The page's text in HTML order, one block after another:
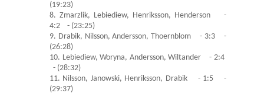
(19:23)
8. Zmarzlik, Lebiediew, Henriksson, Henderson -
4:2 - (23:25)
9. Drabik, Nilsson, Andersson, Thoernblom - 3:3 -
(26:28)
10. Lebiediew, Woryna, Andersson, Wiltander - 2:4
- (28:32)
11. Nilsson, Janowski, Henriksson, Drabik - 1:5 -
(29:37)